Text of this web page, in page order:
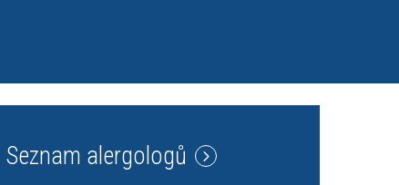
Seznam alergologů